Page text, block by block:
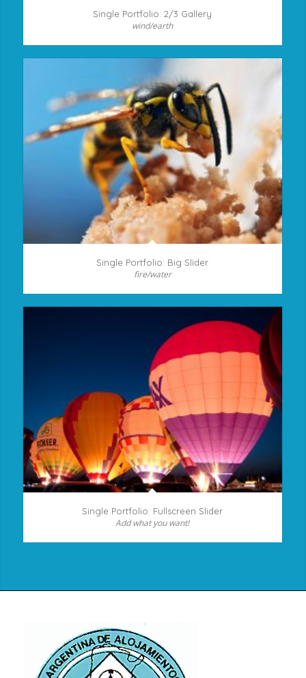
Single Portfolio: 2/3 Gallery
wind/earth
Single Portfolio: Big Slider
fire/water
Single Portfolio: Fullscreen Slider
Add what you want!